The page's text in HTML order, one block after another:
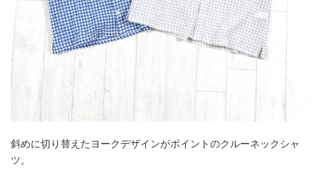
斜めに切り替えたヨークデザインがポイントのクルーネックシャ
ツ。